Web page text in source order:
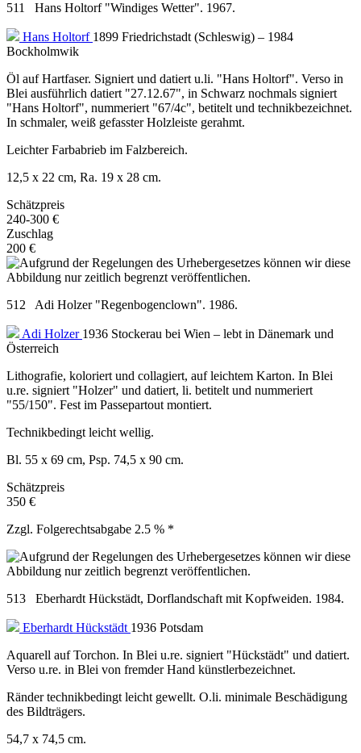
511 Hans Holtorf "Windiges Wetter". 1967.
Hans Holtorf 1899 Friedrichstadt (Schleswig) – 1984
Bockholmwik
Öl auf Hartfaser. Signiert und datiert u.li. "Hans Holtorf". Verso in
Blei ausführlich datiert "27.12.67", in Schwarz nochmals signiert
"Hans Holtorf", nummeriert "67/4c", betitelt und technikbezeichnet.
In schmaler, weiß gefasster Holzleiste gerahmt.
Leichter Farbabrieb im Falzbereich.
12,5 x 22 cm, Ra. 19 x 28 cm.
Schätzpreis
240-300 €
Zuschlag
200 €
512 Adi Holzer "Regenbogenclown". 1986.
Adi Holzer 1936 Stockerau bei Wien – lebt in Dänemark und
Österreich
Lithografie, koloriert und collagiert, auf leichtem Karton. In Blei
u.re. signiert "Holzer" und datiert, li. betitelt und nummeriert
"55/150". Fest im Passepartout montiert.
Technikbedingt leicht wellig.
Bl. 55 x 69 cm, Psp. 74,5 x 90 cm.
Schätzpreis
350 €
Zzgl. Folgerechtsabgabe 2.5 % *
513 Eberhardt Hückstädt, Dorflandschaft mit Kopfweiden. 1984.
Eberhardt Hückstädt 1936 Potsdam
Aquarell auf Torchon. In Blei u.re. signiert "Hückstädt" und datiert.
Verso u.re. in Blei von fremder Hand künstlerbezeichnet.
Ränder technikbedingt leicht gewellt. O.li. minimale Beschädigung
des Bildträgers.
54,7 x 74,5 cm.